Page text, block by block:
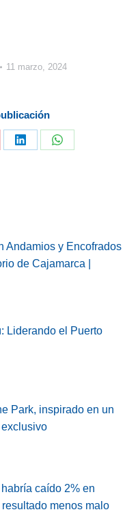
11 marzo, 2024
Share
Share
Andamios y Encofrados
de Cajamarca |
Liderando el Puerto
Park, inspirado en un
caído 2% en
menos malo